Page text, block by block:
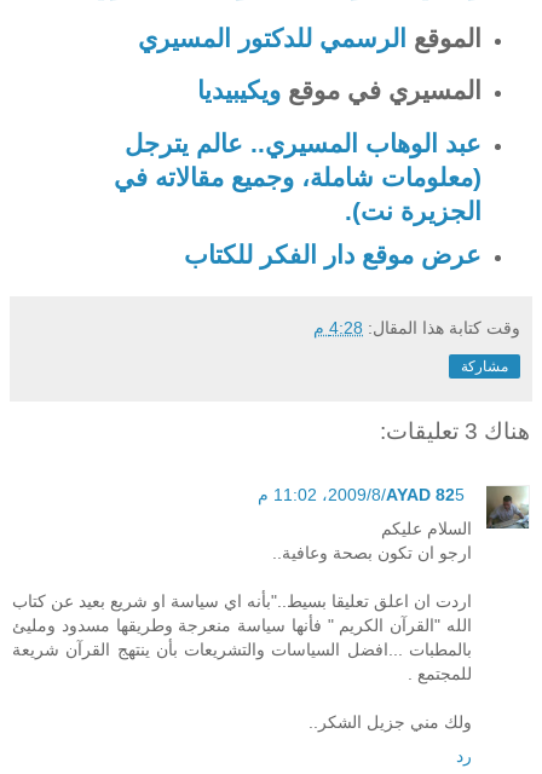
الموقع الرسمي للدكتور المسيري
المسيري في موقع ويكيبيديا
عبد الوهاب المسيري.. عالم يترجل
(معلومات شاملة، وجميع مقالاته في
الجزيرة نت).
عرض موقع دار الفكر للكتاب
وقت كتابة هذا المقال: 4:28 م
مشاركة
هناك 3 تعليقات:
AYAD 825‏/8‏/2009، 11:02 م
السلام عليكم
ارجو ان تكون بصحة وعافية..
اردت ان اعلق تعليقا بسيط.."بأنه اي سياسة او شريع بعيد عن كتاب
الله "القرآن الكريم " فأنها سياسة منعرجة وطريقها مسدود ومليئ
بالمطبات ...افضل السياسات والتشريعات بأن ينتهج القرآن شريعة
للمجتمع .
ولك مني جزيل الشكر..
رد